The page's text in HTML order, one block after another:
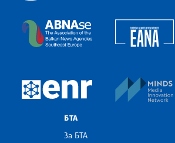
The Assocoation of
European Newsroom
БТА
За БТА